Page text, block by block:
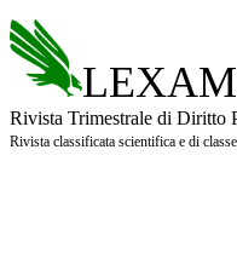
Rivista Trimestrale di Diritto
Rivista classificata scientifica e di